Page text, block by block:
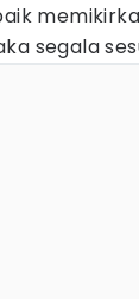
segala